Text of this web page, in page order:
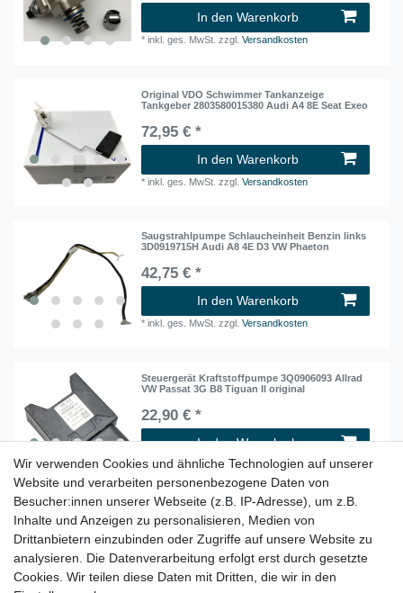
In den Warenkorb
*inkl. ges. MwSt. zzgl.Versandkosten
Original VDO Schwimmer Tankanzeige
Tankgeber 2803580015380 Audi A4 8E Seat Exeo
72,95 € *
In den Warenkorb
*inkl. ges. MwSt. zzgl.Versandkosten
Saugstrahlpumpe Schlaucheinheit Benzin links
3D0919715H Audi A8 4E D3 VW Phaeton
42,75 € *
In den Warenkorb
*inkl. ges. MwSt. zzgl.Versandkosten
Steuergerät Kraftstoffpumpe 3Q0906093 Allrad
VW Passat 3G B8 Tiguan II original
22,90 € *
In den Warenkorb
*inkl. ges. MwSt.zzgl.Versandkosten
Steuergerät STG für Kraftstoffpumpe Pumpe
8W0906121B Audi A4 B9 8W A5 F5 Origin.
19,50 € *
In den Warenkorb
Wir verwenden Cookies und ähnliche Technologien auf unserer
Website und verarbeiten personenbezogene Daten von
Besucher:innen unserer Webseite (z.B. IP-Adresse), um z.B.
Inhalte und Anzeigen zu personalisieren, Medien von
Drittanbietern einzubinden oder Zugriffe auf unsere Website zu
analysieren. Die Datenverarbeitung erfolgt erst durch gesetzte
Cookies. Wir teilen diese Daten mit Dritten, die wir in den